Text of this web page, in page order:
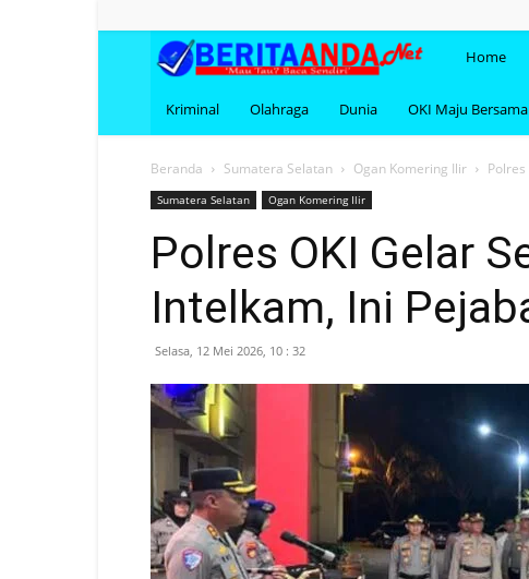
Home
Kriminal Olahraga Dunia OKI Maju Bersama
Beranda Sumatera Selatan Ogan Komering Ilir
Sumatera Selatan Ogan Komering Ilir
Polres OKI Gelar
Intelkam, Ini
Selasa, 12 Mei 2026, 10 : 32